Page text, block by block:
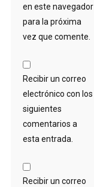
en este navegador
para la próxima
vez que comente.
Recibir un correo
electrónico con los
siguientes
comentarios a
esta entrada.
Recibir un correo